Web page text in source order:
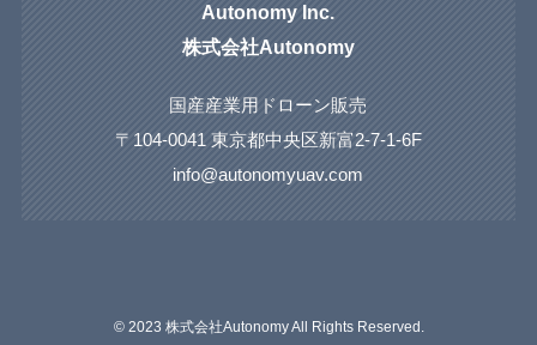
Autonomy Inc.
株式会社Autonomy
国産産業用ドローン販売
〒104-0041 東京都中央区新富2-7-1-6F
info@autonomyuav.com
©2023 株式会社Autonomy All Rights Reserved.